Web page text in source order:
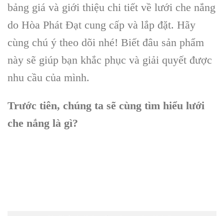
bảng giá và giới thiệu chi tiết về lưới che nắng
do Hòa Phát Đạt cung cấp và lắp đặt. Hãy
cùng chú ý theo dõi nhé! Biết đâu sản phẩm
này sẽ giúp bạn khắc phục và giải quyết được
nhu cầu của mình.
Trước tiên, chúng ta sẽ cùng tìm hiểu lưới
che nắng là gì?